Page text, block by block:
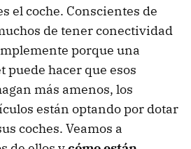
el coche. Conscientes de
de tener conectividad
porque una
hacer que esos
más amenos, los
están optando por dotar
coches. Veamos a